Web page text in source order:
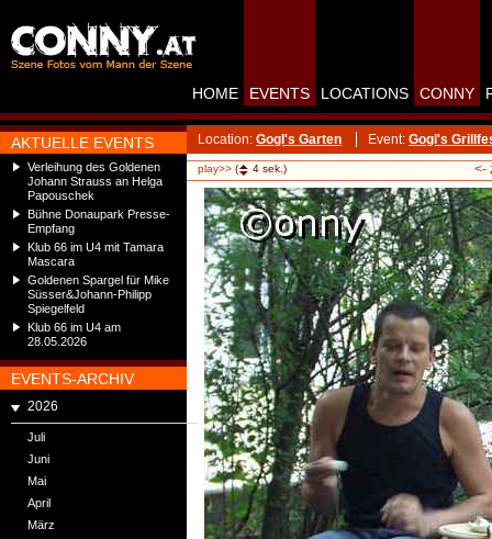
AKTUELLE EVENTS
Verleihung des Goldenen
Johann Strauss an Helga
Papouschek
Bühne Donaupark Presse-
Empfang
Klub 66 im U4 mit Tamara
Mascara
Goldenen Spargel für Mike
Süsser&Johann-Philipp
Spiegelfeld
Klub 66 im U4 am
28.05.2026
EVENTS-ARCHIV
2026
Juli
Juni
Mai
April
März
HOME EVENTS LOCATIONS CONNY
Location: Gogl's Garten Event: Gogl's
play>> ( 4 sek.) <-